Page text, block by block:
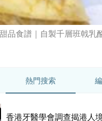
品食譜｜自製千層班戟乳
熱門搜索
香港牙醫學會調查揭港人